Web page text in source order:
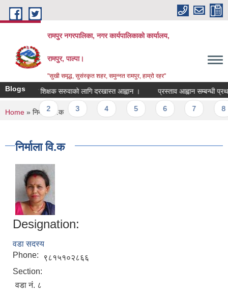
Skip to main content
रामपुर नगरपालिका, नगर कार्यपालिकाको कार्यालय,
रामपुर, पाल्पा।
"सुखी समृद्ध, सुसंस्कृत शहर, समुन्नत रामपुर, हाम्रो रहर"
Blogs
स्थानिय शिक्षक सरुवाको लागि दरखास्त आह्वान । प्रस्ताव आह्वान सम्बन्धी
Pages
2
You are here
Home » निर्माला वि.क
निर्माला वि.क
Designation:
वडा सदस्य
Phone:
९८१५१०२८६६
Section:
वडा नं. ८